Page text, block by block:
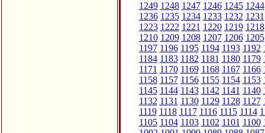
1249 1248 1247 1246 1245 1244
1236 1235 1234 1233 1232 1231
1223 1222 1221 1220 1219 1218
1210 1209 1208 1207 1206 1205
1197 1196 1195 1194 1193 1192
1184 1183 1182 1181 1180 1179
1171 1170 1169 1168 1167 1166
1158 1157 1156 1155 1154 1153
1145 1144 1143 1142 1141 1140
1132 1131 1130 1129 1128 1127
1119 1118 1117 1116 1115 1114
1105 1104 1103 1102 1101 1100